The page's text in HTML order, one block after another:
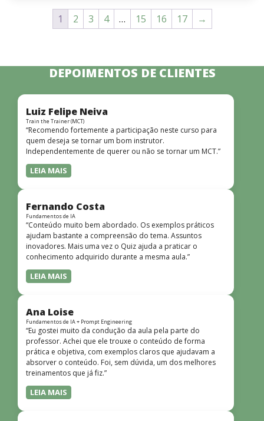
1 2 3 4 … 15 16 17 →
DEPOIMENTOS DE CLIENTES
Luiz Felipe Neiva
Train the Trainer (MCT)
“Recomendo fortemente a participação neste curso para
quem deseja se tornar um bom instrutor.
Independentemente de querer ou não se tornar um MCT.”
LEIA MAIS
Fernando Costa
Fundamentos de IA
“Conteúdo muito bem abordado. Os exemplos práticos
ajudam bastante a compreensão do tema. Assuntos
inovadores. Mais uma vez o Quiz ajuda a praticar o
conhecimento adquirido durante a mesma aula.”
LEIA MAIS
Ana Loise
Fundamentos de IA + Prompt Engineering
“Eu gostei muito da condução da aula pela parte do
professor. Achei que ele trouxe o conteúdo de forma
prática e objetiva, com exemplos claros que ajudavam a
absorver o conteúdo. Foi, sem dúvida, um dos melhores
treinamentos que já fiz.”
LEIA MAIS